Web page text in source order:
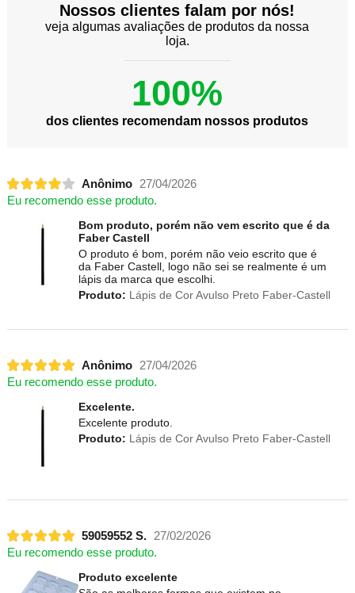
Nossos clientes falam por nós!
veja algumas avaliações de produtos da nossa
loja.
100%
dos clientes recomendam nossos produtos
Anônimo
27/04/2026
Eu recomendo esse produto.
Bom produto, porém não vem escrito que é da
Faber Castell
O produto é bom, porém não veio escrito que é
da Faber Castell, logo não sei se realmente é um
lápis da marca que escolhi.
Produto: Lápis de Cor Avulso Preto Faber-Castell
Anônimo
27/04/2026
Eu recomendo esse produto.
Excelente.
Excelente produto.
Produto: Lápis de Cor Avulso Preto Faber-Castell
59059552 S.
27/02/2026
Eu recomendo esse produto.
Produto excelente